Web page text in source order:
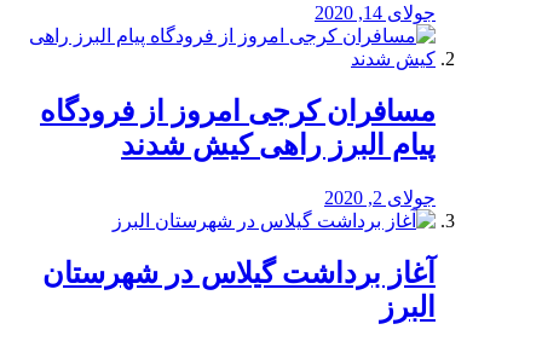
جولای 14, 2020
مسافران کرجی امروز از فرودگاه
پیام البرز راهی کیش شدند
جولای 2, 2020
آغاز برداشت گیلاس در شهرستان
البرز